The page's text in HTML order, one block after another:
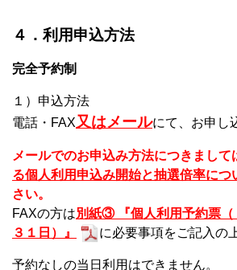
４．利用申込方法
完全予約制
１）申込方法
電話・FAX又はメールにて、お申し
メールでのお申込み方法につきまして
る個人利用申込み開始と抽選倍率につ
さい。
FAXの方は別紙③ 『個人利用予約票（
３１日）』
に必要事項をご記入の
予約なしの当日利用はできません。